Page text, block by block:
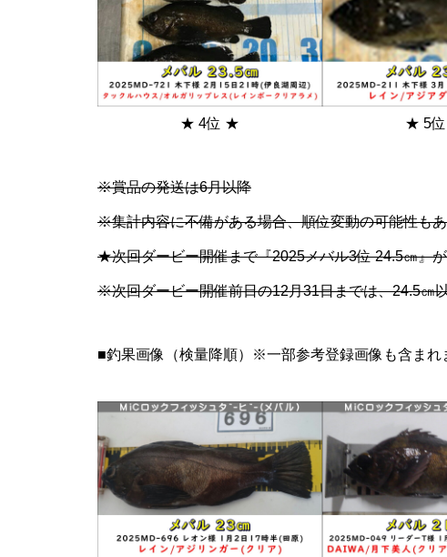
★ 4位 ★ ★ 5
※賞品の発送は6月以降
※集計内容に不備がある場合、順位変動の可能性も
★次回ダービー開催まで『2025メバル3位 24.5㎝』
※次回ダービー開催前日の12月31日までは、24.5㎝
■釣果画像（検量降順）※一部参考登録画像も含まれ